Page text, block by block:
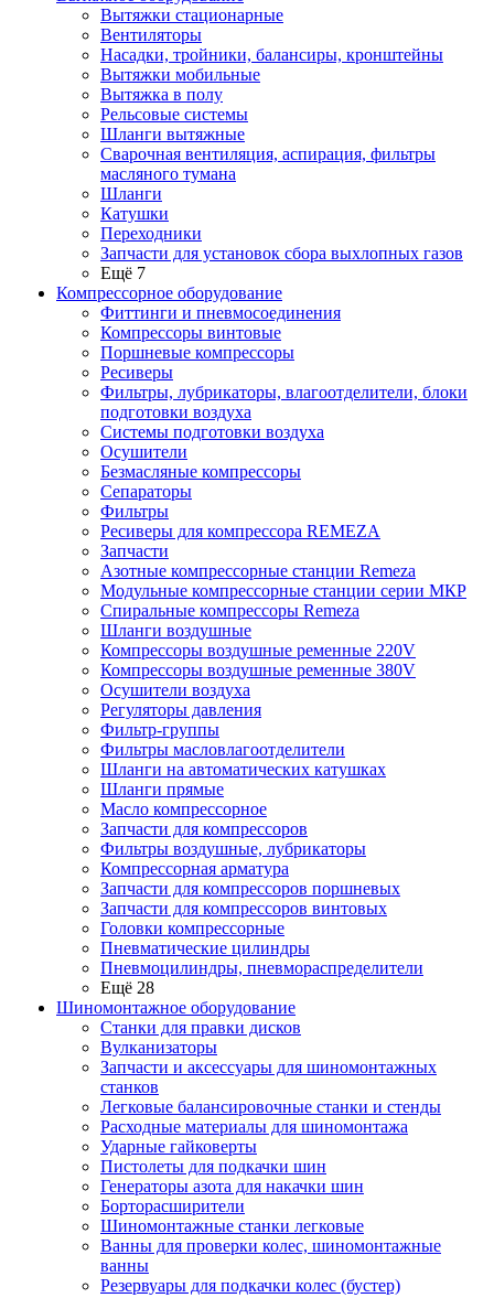
Вытяжки стационарные
Вентиляторы
Насадки, тройники, балансиры, кронштейны
Вытяжки мобильные
Вытяжка в полу
Рельсовые системы
Шланги вытяжные
Сварочная вентиляция, аспирация, фильтры
масляного тумана
Шланги
Катушки
Переходники
Запчасти для установок сбора выхлопных газов
Ещё 7
Компрессорное оборудование
Фиттинги и пневмосоединения
Компрессоры винтовые
Поршневые компрессоры
Ресиверы
Фильтры, лубрикаторы, влагоотделители, блоки
подготовки воздуха
Системы подготовки воздуха
Осушители
Безмасляные компрессоры
Сепараторы
Фильтры
Ресиверы для компрессора REMEZA
Запчасти
Азотные компрессорные станции Remeza
Модульные компрессорные станции серии МКР
Спиральные компрессоры Remeza
Шланги воздушные
Компрессоры воздушные ременные 220V
Компрессоры воздушные ременные 380V
Осушители воздуха
Регуляторы давления
Фильтр-группы
Фильтры масловлагоотделители
Шланги на автоматических катушках
Шланги прямые
Масло компрессорное
Запчасти для компрессоров
Фильтры воздушные, лубрикаторы
Компрессорная арматура
Запчасти для компрессоров поршневых
Запчасти для компрессоров винтовых
Головки компрессорные
Пневматические цилиндры
Пневмоцилиндры, пневмораспределители
Ещё 28
Шиномонтажное оборудование
Станки для правки дисков
Вулканизаторы
Запчасти и аксессуары для шиномонтажных
станков
Легковые балансировочные станки и стенды
Расходные материалы для шиномонтажа
Ударные гайковерты
Пистолеты для подкачки шин
Генераторы азота для накачки шин
Борторасширители
Шиномонтажные станки легковые
Ванны для проверки колес, шиномонтажные
ванны
Резервуары для подкачки колес (бустер)